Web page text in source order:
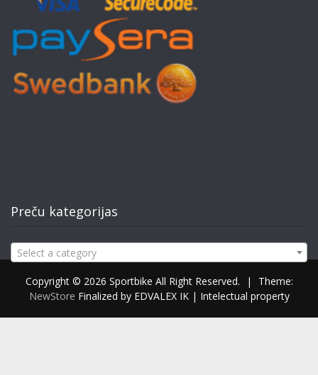
Preču kategorijas
Select a category
Copyright © 2026 Sportbike All Right Reserved. |
Theme:
NewStore Finalized by EDVALEX IK | Intelectual property